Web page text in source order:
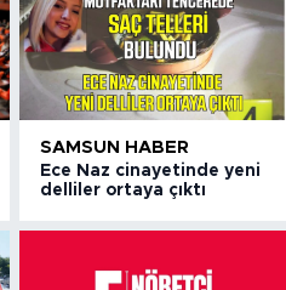
SAMSUN HABER
Ece Naz cinayetinde yeni
delliler ortaya çıktı